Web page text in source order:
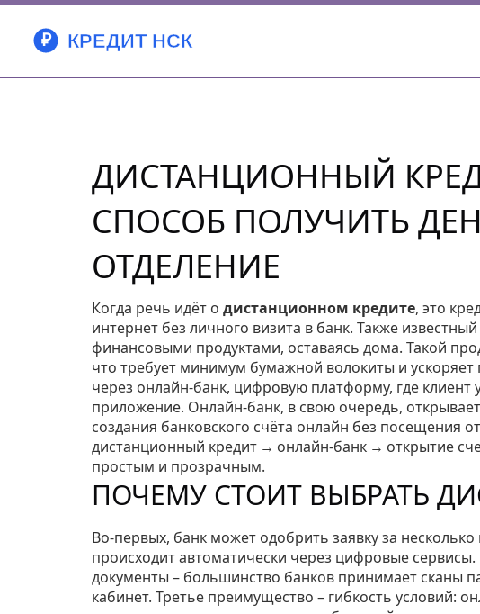
ДИСТАНЦИОННЫЙ
СПОСОБ ПОЛУЧИТЬ
ОТДЕЛЕНИЕ
Когда речь идёт о дистанционном кредите, это
интернет без личного визита в банк. Также известный
финансовыми продуктами, оставаясь дома. Такой
что требует минимум бумажной волокиты и
через онлайн‑банк, цифровую платформу, где клиент
приложение. Онлайн‑банк, в свою очередь,
создания банковского счёта онлайн без посещения
дистанционный кредит → онлайн‑банк → открытие
простым и прозрачным.
ПОЧЕМУ СТОИТ ВЫБРАТЬ
Во-первых, банк может одобрить заявку за
происходит автоматически через цифровые
документы – большинство банков принимает сканы
кабинет. Третье преимущество – гибкость условий: